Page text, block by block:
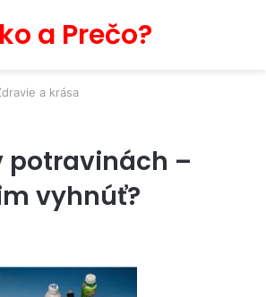
a Prečo?
a krása
potravinách –
vyhnúť?